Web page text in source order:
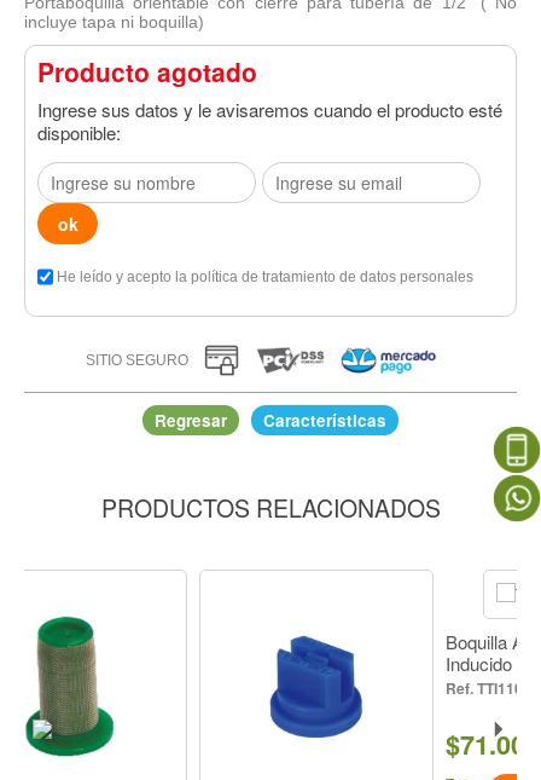
incluye tapa ni boquilla)
Producto agotado
Ingrese sus datos y le avisaremos cuando el producto esté
disponible:
He leído y acepto la política de tratamiento de datos personales
SITIO SEGURO
Regresar Características
IR A COMPRAR
PRODUCTOS RELACIONADOS
Boquilla Abanico
Inducido 110°-015
TTI110015-VP
$71.000